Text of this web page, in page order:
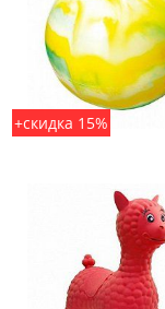
+скидка 15%